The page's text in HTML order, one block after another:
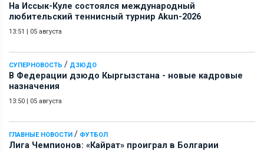
На Иссык-Куле состоялся международный
любительский теннисный турнир Akun-2026
13:51 | 05 августа
СУПЕРНОВОСТЬ / ДЗЮДО
В Федерации дзюдо Кыргызстана - новые кадровые
назначения
13:50 | 05 августа
ГЛАВНЫЕ НОВОСТИ / ФУТБОЛ
Лига Чемпионов: «Кайрат» проиграл в Болгарии